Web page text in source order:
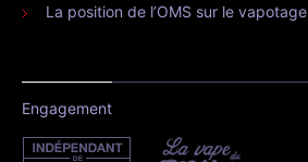
La position de l’OMS sur le vapotage
Engagement